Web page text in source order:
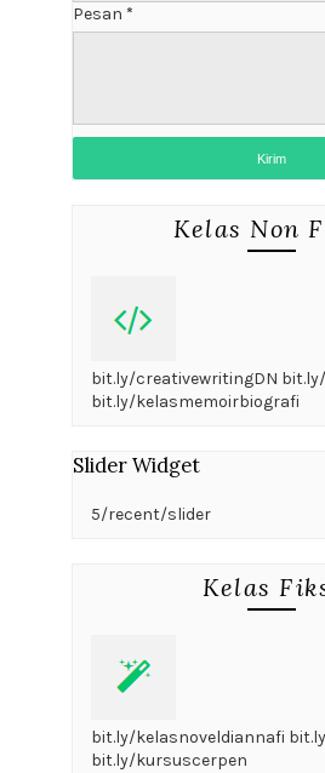
Pesan *
Kelas Non
bit.ly/creativewritingDN
bit.ly/kelasmemoirbiografi
Slider Widget
5/recent/slider
Kelas
bit.ly/kelasnoveldiannafi
bit.ly/kursuscerpen